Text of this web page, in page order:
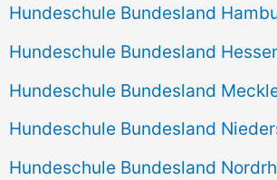
Hundeschule Bundesland
Hundeschule Bundesland
Hundeschule Bundesland
Hundeschule Bundesland
Hundeschule Bundesland